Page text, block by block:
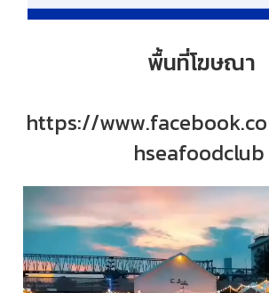
พื้นที่โฆษณา
https://
hseafoodclub